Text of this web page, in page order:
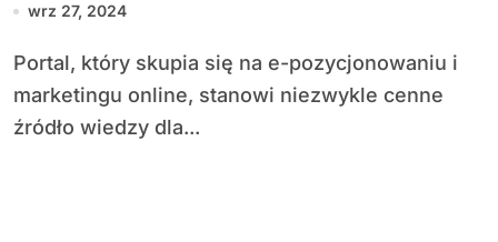
wrz 27, 2024
Portal, który skupia się na e-pozycjonowaniu i
marketingu online, stanowi niezwykle cenne
źródło wiedzy dla...